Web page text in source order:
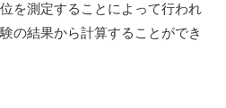
を測定することによって行われ
の結果から計算することができ